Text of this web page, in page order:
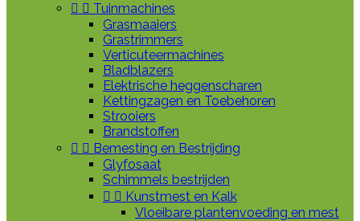
  Tuinmachines
Grasmaaiers
Grastrimmers
Verticuteermachines
Bladblazers
Elektrische heggenscharen
Kettingzagen en Toebehoren
Strooiers
Brandstoffen
  Bemesting en Bestrijding
Glyfosaat
Schimmels bestrijden
  Kunstmest en Kalk
Vloeibare plantenvoeding en mest